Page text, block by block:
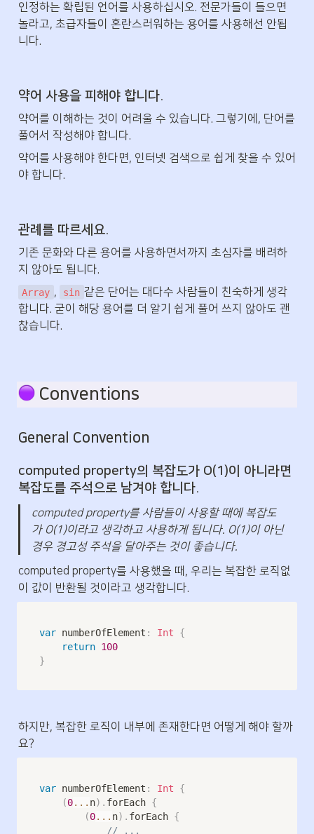
인정하는 확립된 언어를 사용하십시오. 전문가들이 들으면
놀라고, 초급자들이 혼란스러워하는 용어를 사용해선 안됩
니다.
약어 사용을 피해야 합니다.
약어를 이해하는 것이 어려울 수 있습니다. 그렇기에, 단어를
풀어서 작성해야 합니다.
약어를 사용해야 한다면, 인터넷 검색으로 쉽게 찾을 수 있어
야 합니다.
관례를 따르세요.
기존 문화와 다른 용어를 사용하면서까지 초심자를 배려하
지 않아도 됩니다.
Array , sin 같은 단어는 대다수 사람들이 친숙하게 생각
합니다. 굳이 해당 용어를 더 알기 쉽게 풀어 쓰지 않아도 괜
찮습니다.
Conventions
General Convention
computed property의 복잡도가 O(1)이 아니라면
복잡도를 주석으로 남겨야 합니다.
computed property를 사람들이 사용할 때에 복잡도
가 O(1)이라고 생각하고 사용하게 됩니다. O(1)이 아닌
경우 경고성 주석을 달아주는 것이 좋습니다.
computed property를 사용했을 때, 우리는 복잡한 로직없
이 값이 반환될 것이라고 생각합니다.
var numberOfElement : Int
{
return 100
}
하지만, 복잡한 로직이 내부에 존재한다면 어떻게 해야 할까
요?
var numberOfElement : Int
{
(0... n) . forEach {
(0... n) . forEach {
// ...